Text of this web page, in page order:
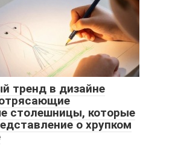
тренд в дизайне
столешницы, которые
о хрупком